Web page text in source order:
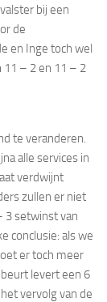
bij een
de
en Inge toch wel
– 2 en 11 – 2
te veranderen.
alle services in
verdwijnt
zullen er niet
3 setwinst van
conclusie: als we
er toch meer
levert een 6
vervolg van de